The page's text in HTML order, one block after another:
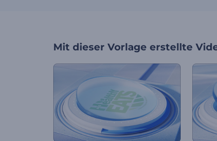
Mit dieser Vorlage erstellte